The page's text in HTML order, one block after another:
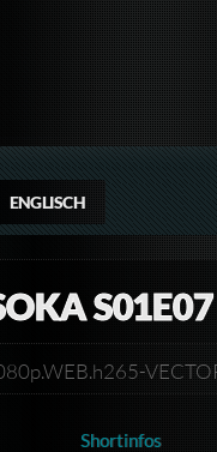
ENGLISCH
S01E07
Shortinfos